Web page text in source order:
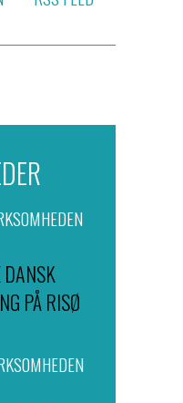
PÅ RISØ